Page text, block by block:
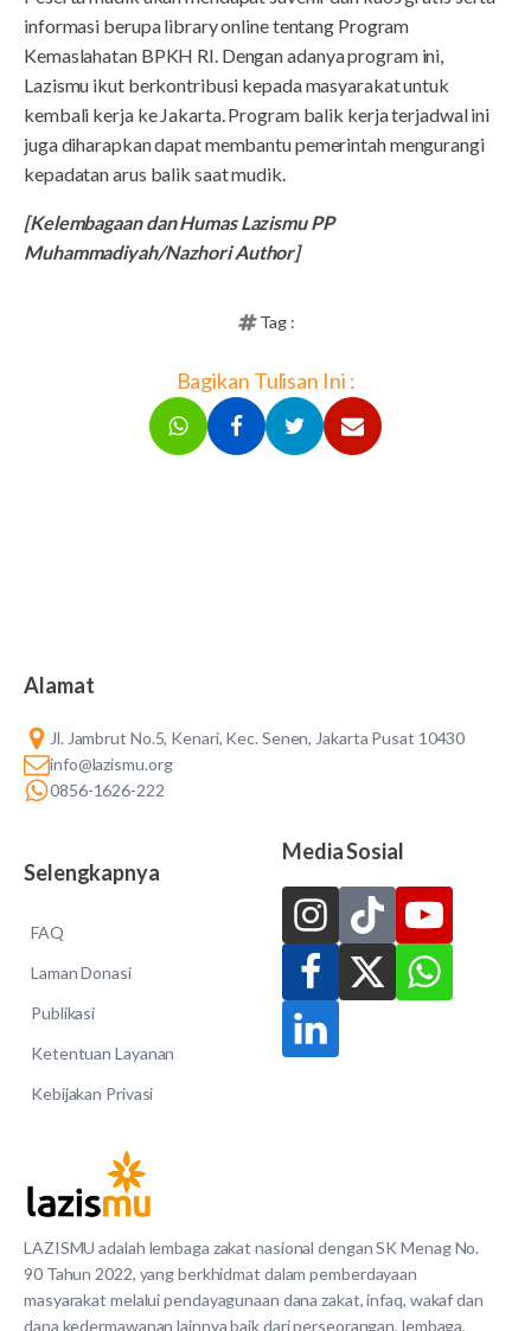
informasi berupa library online tentang Program
Kemaslahatan BPKH RI. Dengan adanya program ini,
Lazismu ikut berkontribusi kepada masyarakat untuk
kembali kerja ke Jakarta. Program balik kerja terjadwal ini
juga diharapkan dapat membantu pemerintah mengurangi
kepadatan arus balik saat mudik.
[Kelembagaan dan Humas Lazismu PP
Muhammadiyah/Nazhori Author]
Tag :
Bagikan Tulisan Ini :
LAZISMU adalah lembaga zakat nasional dengan SK Menag No.
90 Tahun 2022, yang berkhidmat dalam pemberdayaan
masyarakat melalui pendayagunaan dana zakat, infaq, wakaf dan
dana kedermawanan lainnya baik dari perseorangan, lembaga,
Alamat
Jl. Jambrut No.5, Kenari, Kec. Senen, Jakarta Pusat 10430
info@lazismu.org
0856-1626-222
Selengkapnya
FAQ
Laman Donasi
Publikasi
Ketentuan Layanan
Kebijakan Privasi
Media Sosial